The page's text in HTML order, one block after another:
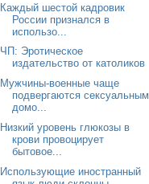
Каждый шестой кадровик
России признался в
использо...
ЧП: Эротическое
издательство от католиков
Мужчины-военные чаще
подвергаются сексуальным
домо...
Низкий уровень глюкозы в
крови провоцирует
бытовое...
Использующие иностранный